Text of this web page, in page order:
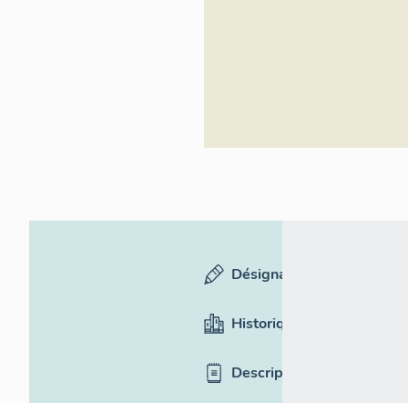
Désignation
Historique
Description